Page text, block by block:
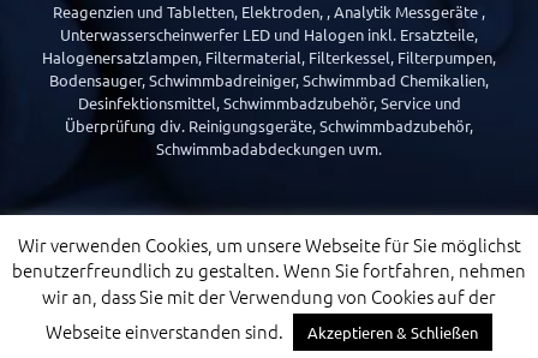
Reagenzien und Tabletten, Elektroden, , Analytik Messgeräte ,
Unterwasserscheinwerfer LED und Halogen inkl. Ersatzteile,
Halogenersatzlampen, Filtermaterial, Filterkessel, Filterpumpen,
Bodensauger, Schwimmbadreiniger, Schwimmbad Chemikalien,
Desinfektionsmittel, Schwimmbadzubehör, Service und
Überprüfung div. Reinigungsgeräte, Schwimmbadzubehör,
Schwimmbadabdeckungen uvm.
© 2019 SSD - Schwimmbad-Sauna-Dampfbad
Handelsgesellschaft m.b.H |
Impressum
und technische Umsetzung:
netWERKER Mediahaus
Wir verwenden Cookies, um unsere Webseite für Sie möglichst
benutzerfreundlich zu gestalten. Wenn Sie fortfahren, nehmen
wir an, dass Sie mit der Verwendung von Cookies auf der
Webseite einverstanden sind.
Akzeptieren & Schließen